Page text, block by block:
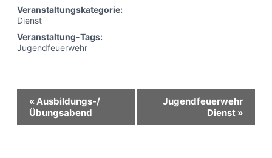
Veranstaltungskategorie:
Dienst
Veranstaltung-Tags:
Jugendfeuerwehr
Veranstaltung-
Navigation
« Ausbildungs-/
Übungsabend
Jugendfeuerwehr
Dienst »